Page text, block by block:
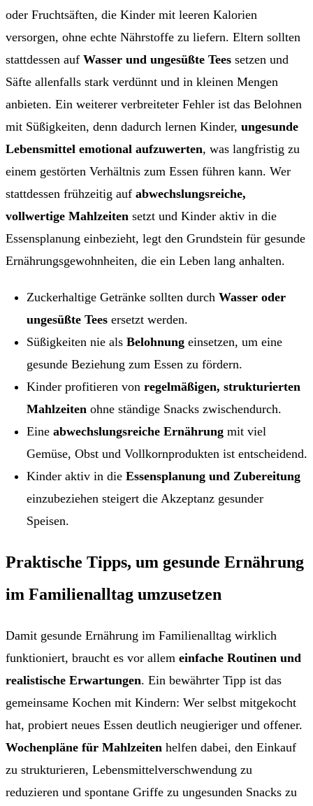
oder Fruchtsäften, die Kinder mit leeren Kalorien
versorgen, ohne echte Nährstoffe zu liefern. Eltern sollten
stattdessen auf Wasser und ungesüßte Tees setzen und
Säfte allenfalls stark verdünnt und in kleinen Mengen
anbieten. Ein weiterer verbreiteter Fehler ist das Belohnen
mit Süßigkeiten, denn dadurch lernen Kinder, ungesunde
Lebensmittel emotional aufzuwerten, was langfristig zu
einem gestörten Verhältnis zum Essen führen kann. Wer
stattdessen frühzeitig auf abwechslungsreiche,
vollwertige Mahlzeiten setzt und Kinder aktiv in die
Essensplanung einbezieht, legt den Grundstein für gesunde
Ernährungsgewohnheiten, die ein Leben lang anhalten.
Zuckerhaltige Getränke sollten durch Wasser oder
ungesüßte Tees ersetzt werden.
Süßigkeiten nie als Belohnung einsetzen, um eine
gesunde Beziehung zum Essen zu fördern.
Kinder profitieren von regelmäßigen, strukturierten
Mahlzeiten ohne ständige Snacks zwischendurch.
Eine abwechslungsreiche Ernährung mit viel
Gemüse, Obst und Vollkornprodukten ist entscheidend.
Kinder aktiv in die Essensplanung und Zubereitung
einzubeziehen steigert die Akzeptanz gesunder
Speisen.
Praktische Tipps, um gesunde Ernährung
im Familienalltag umzusetzen
Damit gesunde Ernährung im Familienalltag wirklich
funktioniert, braucht es vor allem einfache Routinen und
realistische Erwartungen. Ein bewährter Tipp ist das
gemeinsame Kochen mit Kindern: Wer selbst mitgekocht
hat, probiert neues Essen deutlich neugieriger und offener.
Wochenpläne für Mahlzeiten helfen dabei, den Einkauf
zu strukturieren, Lebensmittelverschwendung zu
reduzieren und spontane Griffe zu ungesunden Snacks zu